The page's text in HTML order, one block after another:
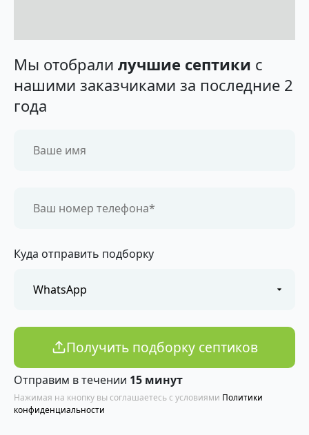
Мы отобрали лучшие септики с
нашими заказчиками за последние 2
года
Куда отправить подборку
Получить подборку септиков
Отправим в течении 15 минут
Нажимая на кнопку вы соглашаетесь с условиями Политики
конфиденциальности